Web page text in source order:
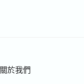
關於我們